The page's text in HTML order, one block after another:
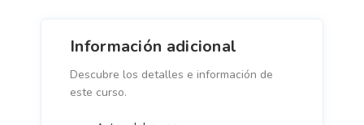
Información adicional
Descubre los detalles e información de
este curso.